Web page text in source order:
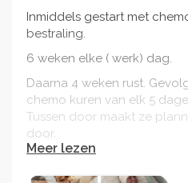
Inmiddels gestart met
bestraling.
6 weken elke ( werk) dag.
Daarna 4 weken rust.
chemo kuren van elk 5
Tussen door maakt ze
door.
Ze doet het wonderlijk
zo lang mogelijk te blijven..
Meer lezen